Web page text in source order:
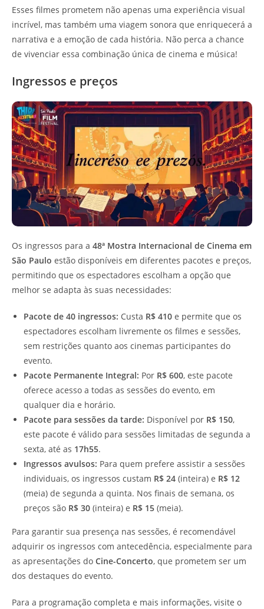
Esses filmes prometem não apenas uma experiência visual
incrível, mas também uma viagem sonora que enriquecerá a
narrativa e a emoção de cada história. Não perca a chance
de vivenciar essa combinação única de cinema e música!
Ingressos e preços
Os ingressos para a 48ª Mostra Internacional de Cinema em
São Paulo estão disponíveis em diferentes pacotes e preços,
permitindo que os espectadores escolham a opção que
melhor se adapta às suas necessidades:
Pacote de 40 ingressos: Custa R$ 410 e permite que os
espectadores escolham livremente os filmes e sessões,
sem restrições quanto aos cinemas participantes do
evento.
Pacote Permanente Integral: Por R$ 600, este pacote
oferece acesso a todas as sessões do evento, em
qualquer dia e horário.
Pacote para sessões da tarde: Disponível por R$ 150,
este pacote é válido para sessões limitadas de segunda a
sexta, até as 17h55.
Ingressos avulsos: Para quem prefere assistir a sessões
individuais, os ingressos custam R$ 24 (inteira) e R$ 12
(meia) de segunda a quinta. Nos finais de semana, os
preços são R$ 30 (inteira) e R$ 15 (meia).
Para garantir sua presença nas sessões, é recomendável
adquirir os ingressos com antecedência, especialmente para
as apresentações do Cine-Concerto, que prometem ser um
dos destaques do evento.
Para a programação completa e mais informações, visite o